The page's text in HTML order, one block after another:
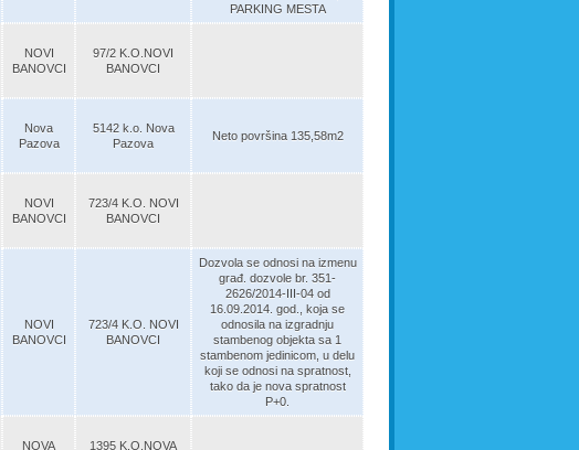
PARKING MESTA
NOVI
BANOVCI
97/2 K.O.NOVI
BANOVCI
Nova
Pazova
5142 k.o. Nova
Pazova
Neto površina 135,58m2
NOVI
BANOVCI
723/4 K.O. NOVI
BANOVCI
NOVI
BANOVCI
723/4 K.O. NOVI
BANOVCI
Dozvola se odnosi na izmenu
građ. dozvole br. 351-
2626/2014-III-04 od
16.09.2014. god., koja se
odnosila na izgradnju
stambenog objekta sa 1
stambenom jedinicom, u delu
koji se odnosi na spratnost,
tako da je nova spratnost
P+0.
NOVA
1395 K.O.NOVA